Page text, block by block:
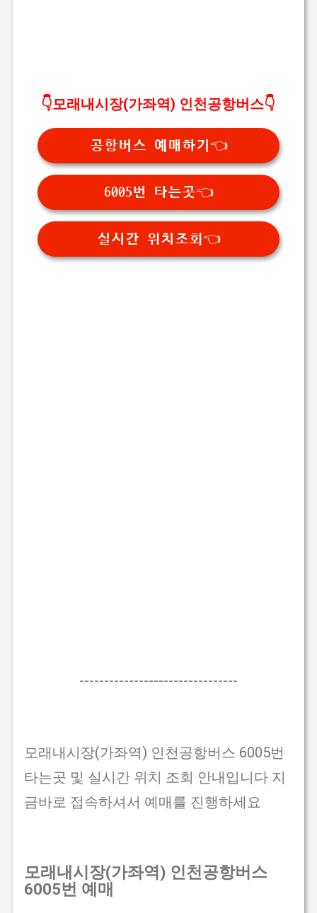
👇모래내시장(가좌역) 인천공항버스👇
공항버스 예매하기👈
6005번 타는곳👈
실시간 위치조회👈
--------------------------------
모래내시장(가좌역) 인천공항버스 6005번
타는곳 및 실시간 위치 조회 안내입니다 지
금바로 접속하셔서 예매를 진행하세요
모래내시장(가좌역) 인천공항버스
6005번 예매